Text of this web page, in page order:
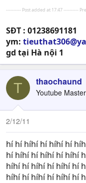
---------- Post added at 17:47 ----------
SĐT : 01238691181
ym:
gd tại Hà nội 1
T thaochaund
Youtube
2/12/11
hí hí híhí hí híhí hí
hí híhí hí híhí hí híhí
híhí hí híhí hí híhí hí
híhí hí híhí hí híhí hí